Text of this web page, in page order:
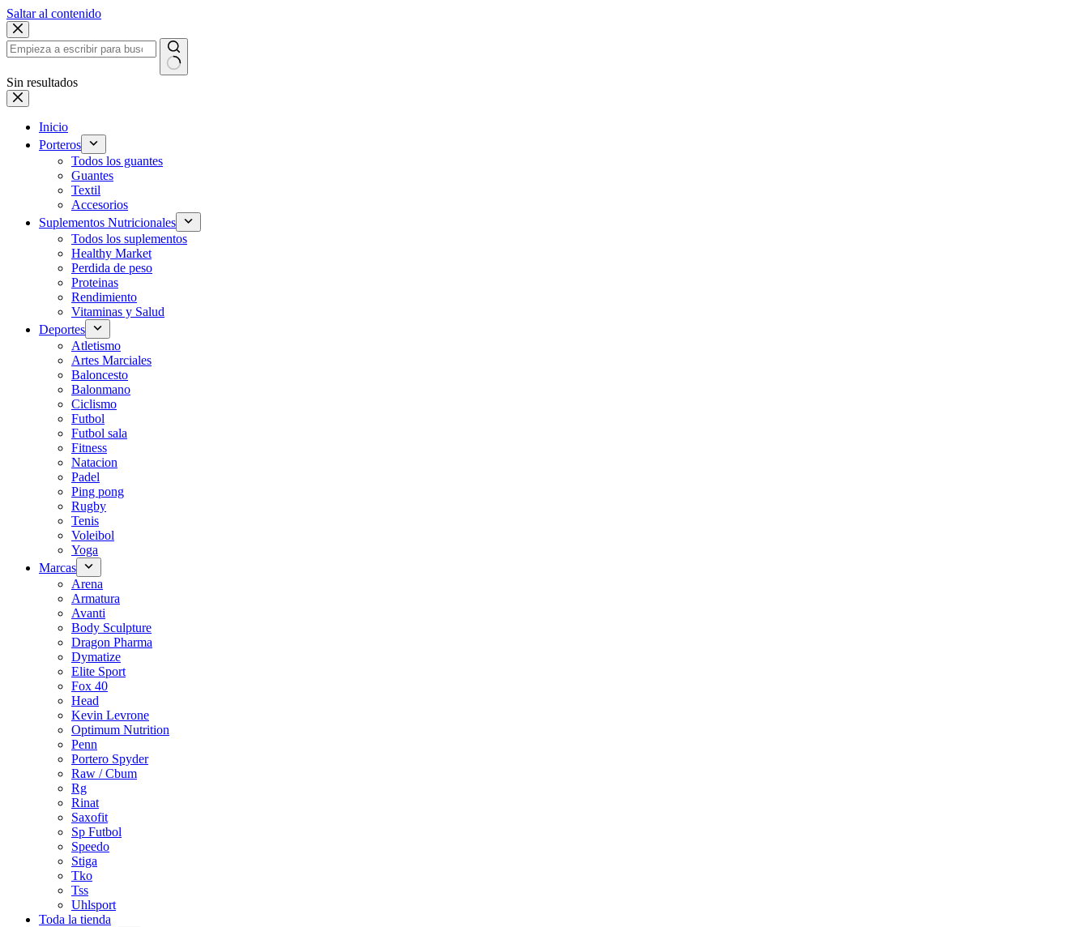
Saltar al contenido
Sin resultados
Inicio
Porteros
Todos los guantes
Guantes
Textil
Accesorios
Suplementos Nutricionales
Todos los suplementos
Healthy Market
Perdida de peso
Proteinas
Rendimiento
Vitaminas y Salud
Deportes
Atletismo
Artes Marciales
Baloncesto
Balonmano
Ciclismo
Futbol
Futbol sala
Fitness
Natacion
Padel
Ping pong
Rugby
Tenis
Voleibol
Yoga
Marcas
Arena
Armatura
Avanti
Body Sculpture
Dragon Pharma
Dymatize
Elite Sport
Fox 40
Head
Kevin Levrone
Optimum Nutrition
Penn
Portero Spyder
Raw / Cbum
Rg
Rinat
Saxofit
Sp Futbol
Speedo
Stiga
Tko
Tss
Uhlsport
Toda la tienda